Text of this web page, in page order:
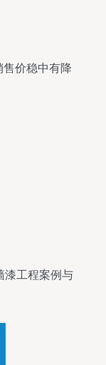
价稳中有降
漆工程案例与